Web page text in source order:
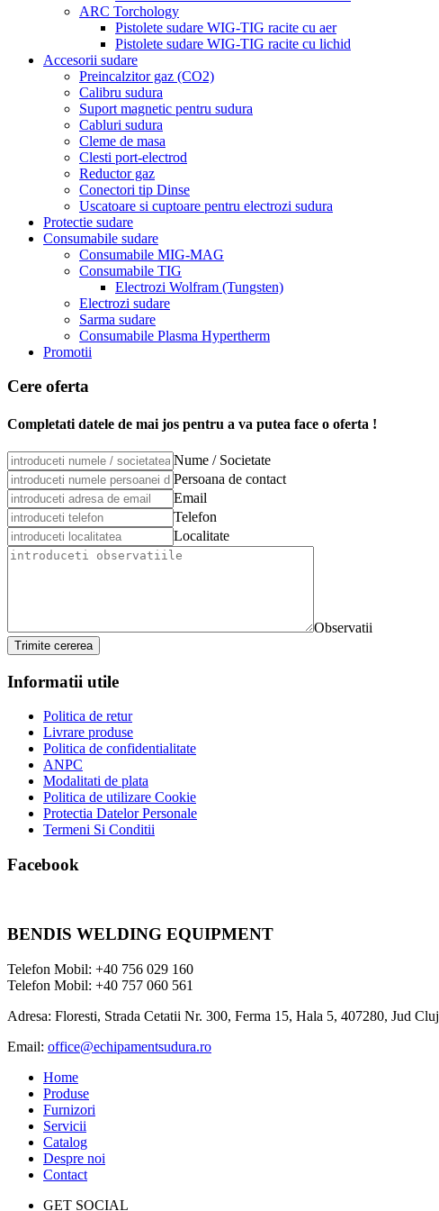
ARC Torchology
Pistolete sudare WIG-TIG racite cu aer
Pistolete sudare WIG-TIG racite cu lichid
Accesorii sudare
Preincalzitor gaz (CO2)
Calibru sudura
Suport magnetic pentru sudura
Cabluri sudura
Cleme de masa
Clesti port-electrod
Reductor gaz
Conectori tip Dinse
Uscatoare si cuptoare pentru electrozi sudura
Protectie sudare
Consumabile sudare
Consumabile MIG-MAG
Consumabile TIG
Electrozi Wolfram (Tungsten)
Electrozi sudare
Sarma sudare
Consumabile Plasma Hypertherm
Promotii
Cere oferta
Completati datele de mai jos pentru a va putea face o oferta !
Nume / Societate
Persoana de contact
Email
Telefon
Localitate
Observatii
Trimite cererea
Informatii utile
Politica de retur
Livrare produse
Politica de confidentialitate
ANPC
Modalitati de plata
Politica de utilizare Cookie
Protectia Datelor Personale
Termeni Si Conditii
Facebook
BENDIS WELDING EQUIPMENT
Telefon Mobil: +40 756 029 160
Telefon Mobil: +40 757 060 561
Adresa: Floresti, Strada Cetatii Nr. 300, Ferma 15, Hala 5, 407280, Jud Cluj
Email: office@echipamentsudura.ro
Home
Produse
Furnizori
Servicii
Catalog
Despre noi
Contact
GET SOCIAL